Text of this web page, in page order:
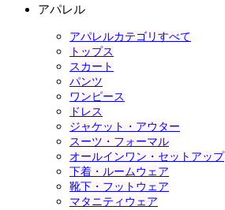
アパレル
アパレルカテゴリすべて
トップス
スカート
パンツ
ワンピース
ドレス
ジャケット・アウター
スーツ・フォーマル
オールインワン・セットアップ
下着・ルームウェア
靴下・フットウェア
マタニティウェア